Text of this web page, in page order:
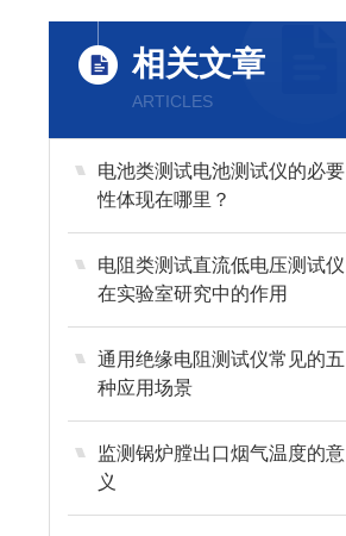
相关文章
ARTICLES
电池类测试电池测试仪的必要
性体现在哪里？
电阻类测试直流低电压测试仪
在实验室研究中的作用
通用绝缘电阻测试仪常见的五
种应用场景
监测锅炉膛出口烟气温度的意
义